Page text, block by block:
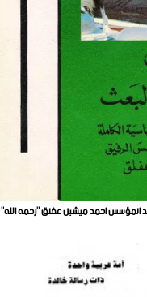
المؤسس احمد ميشيل عفلق "رحمه الله"